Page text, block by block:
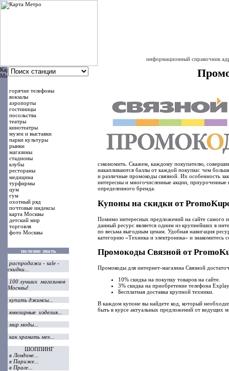
информационный справочник
горячие телефоны
вокзалы
аэропорты
гостиницы
посольства
театры
кинотеатры
музеи и выставки
парки культуры
рынки
магазины
стадионы
клубы
рестораны
медицина
турфирмы
цум
гум
охотный ряд
почтовые индексы
карта Москвы
детский мир
торговля
фото Москвы
полезно знать
распродажи - sale -
скидки...
100 лучших магазинов
Москвы!
купить джинсы...
ювелирные изделия...
мир моды...
как хранить мех...
ШОППИНГ
в Лондоне...
в Париже...
в Праге...
сэкономить. Скажем, каждому покупателю,
накапливаются баллы от каждой покупки: чем
и различные промокоды связной. Их особенность
интересны и многочисленные акции, приуроченные
определенного бренда.
Купоны на скидки от
Помимо интересных предложений на сайте самого
данный ресурс является одним из крупнейших в
по весьма выгодным ценам. Удобная навигация
категорию «Техника и электроника» и
Промокоды Связной от
Промокоды для интернет-магазина Связной
10% скидка на покупку товаров на сайте.
3% скидка на приобретение телефона
Бесплатная доставка крупной техники.
В каждом купоне вы найдете код, который
быть в курсе актуальных предложений от ведущих